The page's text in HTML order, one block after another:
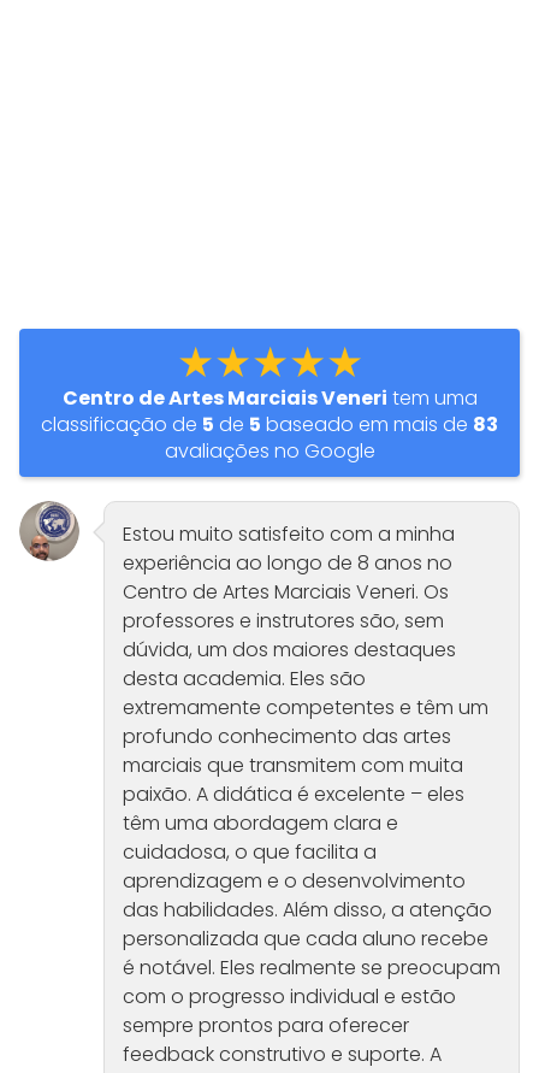
★★★★★
Centro de Artes Marciais Veneri tem uma
classificação de 5 de 5 baseado em mais de 83
avaliações no Google
Estou muito satisfeito com a minha
experiência ao longo de 8 anos no
Centro de Artes Marciais Veneri. Os
professores e instrutores são, sem
dúvida, um dos maiores destaques
desta academia. Eles são
extremamente competentes e têm um
profundo conhecimento das artes
marciais que transmitem com muita
paixão. A didática é excelente – eles
têm uma abordagem clara e
cuidadosa, o que facilita a
aprendizagem e o desenvolvimento
das habilidades. Além disso, a atenção
personalizada que cada aluno recebe
é notável. Eles realmente se preocupam
com o progresso individual e estão
sempre prontos para oferecer
feedback construtivo e suporte. A